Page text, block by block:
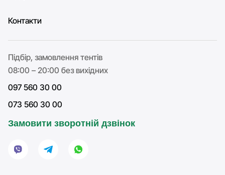
Контакти
Підбір, замовлення тентів
08:00 – 20:00 без вихідних
097 560 30 00
073 560 30 00
Замовити зворотній дзвінок